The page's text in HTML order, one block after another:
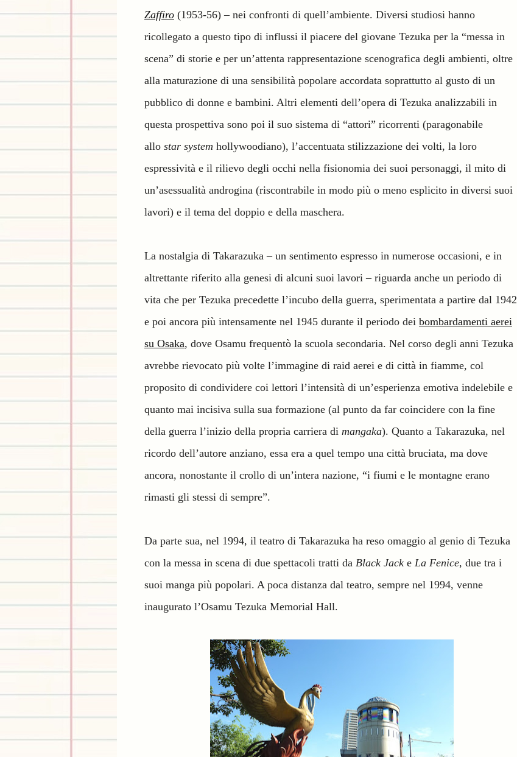
Zaffiro (1953-56) – nei confronti di quell’ambiente. Diversi studiosi hanno
ricollegato a questo tipo di influssi il piacere del giovane Tezuka per la “messa in
scena” di storie e per un’attenta rappresentazione scenografica degli ambienti, oltre
alla maturazione di una sensibilità popolare accordata soprattutto al gusto di un
pubblico di donne e bambini. Altri elementi dell’opera di Tezuka analizzabili in
questa prospettiva sono poi il suo sistema di “attori” ricorrenti (paragonabile
allo star system hollywoodiano), l’accentuata stilizzazione dei volti, la loro
espressività e il rilievo degli occhi nella fisionomia dei suoi personaggi, il mito di
un’asessualità androgina (riscontrabile in modo più o meno esplicito in diversi suoi
lavori) e il tema del doppio e della maschera.
La nostalgia di Takarazuka – un sentimento espresso in numerose occasioni, e in
altrettante riferito alla genesi di alcuni suoi lavori – riguarda anche un periodo di
vita che per Tezuka precedette l’incubo della guerra, sperimentata a partire dal 1942
e poi ancora più intensamente nel 1945 durante il periodo dei bombardamenti aerei
su Osaka, dove Osamu frequentò la scuola secondaria. Nel corso degli anni Tezuka
avrebbe rievocato più volte l’immagine di raid aerei e di città in fiamme, col
proposito di condividere coi lettori l’intensità di un’esperienza emotiva indelebile e
quanto mai incisiva sulla sua formazione (al punto da far coincidere con la fine
della guerra l’inizio della propria carriera di mangaka). Quanto a Takarazuka, nel
ricordo dell’autore anziano, essa era a quel tempo una città bruciata, ma dove
ancora, nonostante il crollo di un’intera nazione, “i fiumi e le montagne erano
rimasti gli stessi di sempre”.
Da parte sua, nel 1994, il teatro di Takarazuka ha reso omaggio al genio di Tezuka
con la messa in scena di due spettacoli tratti da Black Jack e La Fenice, due tra i
suoi manga più popolari. A poca distanza dal teatro, sempre nel 1994, venne
inaugurato l’Osamu Tezuka Memorial Hall.